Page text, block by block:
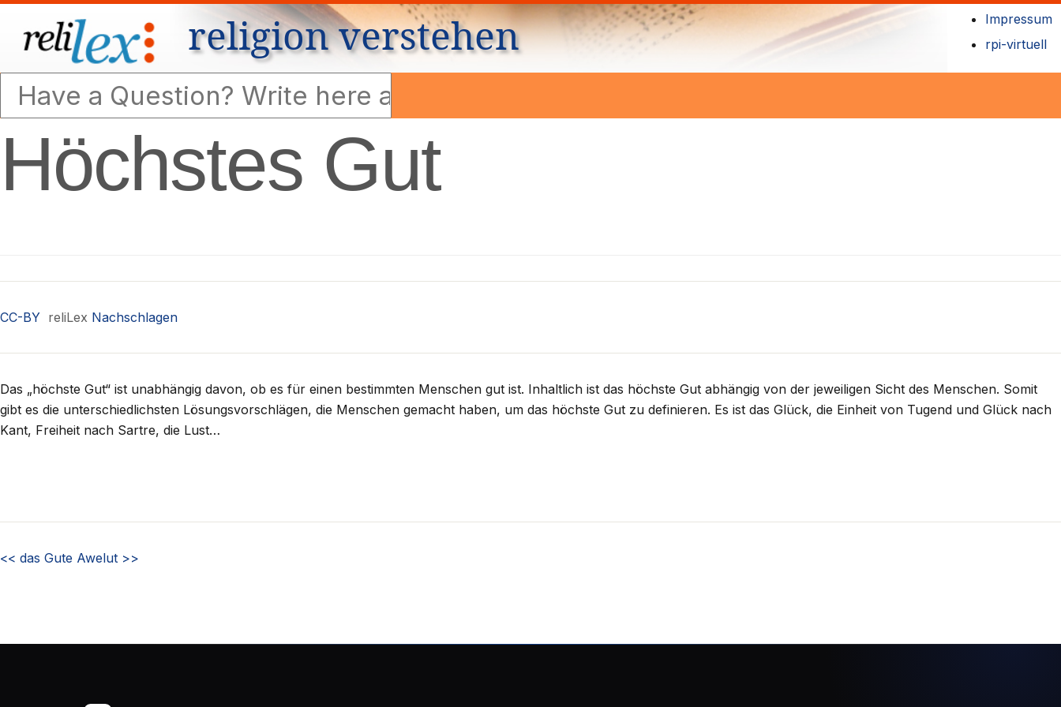
religion verstehen
Impressum
rpi-virtuell
Höchstes Gut
CC-BY reliLex Nachschlagen
Das „höchste Gut“ ist unabhängig davon, ob es für einen bestimmten Menschen gut ist. Inhaltlich ist das höchste Gut abhängig von der jeweiligen Sicht des Menschen. Somit
gibt es die unterschiedlichsten Lösungsvorschlägen, die Menschen gemacht haben, um das höchste Gut zu definieren. Es ist das Glück, die Einheit von Tugend und Glück nach
Kant, Freiheit nach Sartre, die Lust…
<< das Gute Awelut >>